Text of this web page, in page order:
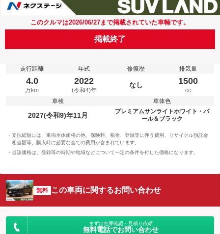
このクルマは2026/06/27まで掲載されていた車輛です。
掲載終了
走行距離
4.0
万km
年式
2022
(令和4)年
修復歴
なし
排気量
1500
cc
車検
2027(令和9)年11月
車体色
プレミアムサンライトホワイト・パ
ール＆ブラック
支払総額には、車両本体価格の他、保険料、税金、登録等に伴う費用、リサイクル預託金
相当額等、購入時に必要な全ての費用が含まれています。
当該価格は、登録等の時期や地域などについて一定の条件を付した価格になります。
無料 この車両に関するお問い合わせ
まずは在庫確認・見積り依頼
無料電話でお問い合わせ